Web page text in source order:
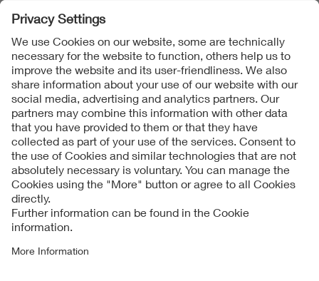
Follow us on
Imprint + Liability